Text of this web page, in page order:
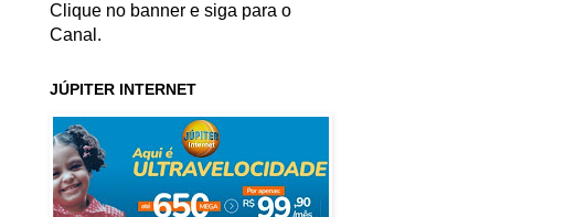
Clique no banner e siga para o
Canal.
JÚPITER INTERNET